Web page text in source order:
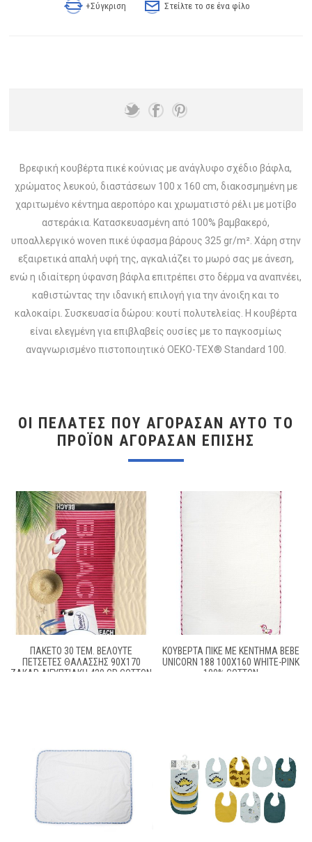
+Σύγκριση Στείλτε το σε ένα φίλο
Βρεφική κουβέρτα πικέ κούνιας με ανάγλυφο σχέδιο βάφλα,
χρώματος λευκού, διαστάσεων 100 x 160 cm, διακοσμημένη με
χαριτωμένο κέντημα αεροπόρο και χρωματιστό ρέλι με μοτίβο
αστεράκια. Κατασκευασμένη από 100% βαμβακερό,
υποαλλεργικό woven πικέ ύφασμα βάρους 325 gr/m². Χάρη στην
εξαιρετικά απαλή υφή της, αγκαλιάζει το μωρό σας με άνεση,
ενώ η ιδιαίτερη ύφανση βάφλα επιτρέπει στο δέρμα να αναπνέει,
καθιστώντας την ιδανική επιλογή για την άνοιξη και το
καλοκαίρι. Συσκευασία δώρου: κουτί πολυτελείας. Η κουβέρτα
είναι ελεγμένη για επιβλαβείς ουσίες με το παγκοσμίως
αναγνωρισμένο πιστοποιητικό OEKO-TEX® Standard 100.
ΟΙ ΠΕΛΆΤΕΣ ΠΟΥ ΑΓΌΡΑΣΑΝ ΑΥΤΌ ΤΟ
ΠΡΟΪΌΝ ΑΓΌΡΑΣΑΝ ΕΠΊΣΗΣ
ΠΑΚΕΤΟ 30 ΤΕΜ. ΒΕΛΟΥΤΕ
ΠΕΤΣΕΤΕΣ ΘΑΛΑΣΣΗΣ 90X170
ΖΑΚΑΡ ΑΙΓΥΠΤΙΑΚΗ 420 GR COTTON
ΚΟΥΒΈΡΤΑ ΠΙΚΈ ΜΕ ΚΈΝΤΗΜΑ BEBE
UNICORN 188 100X160 WHITE-PINK
100% COTTON